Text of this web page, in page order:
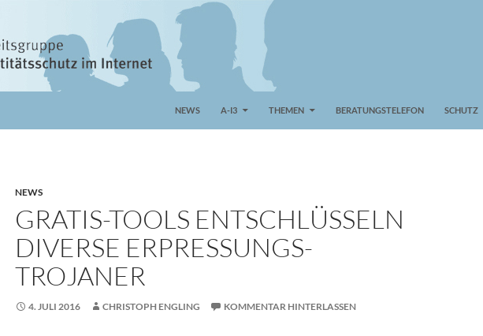
NEWS A-I3 THEMEN BERATUNGSTELEFON SCHUTZ
NEWS
GRATIS-TOOLS ENTSCHLÜSSELN
DIVERSE ERPRESSUNGS-
TROJANER
4. JULI 2016 CHRISTOPH ENGLING KOMMENTAR HINTERLASSEN